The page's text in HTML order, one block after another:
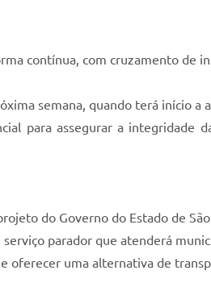
contínua, com cruzamento de
semana, quando terá início
para assegurar a
do Governo do Estado de
parador que atenderá
oferecer uma alternativa de